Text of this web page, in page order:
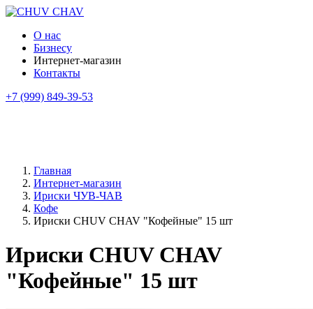
О нас
Бизнесу
Интернет-магазин
Контакты
+7 (999) 849-39-53
Главная
Интернет-магазин
Ириски ЧУВ-ЧАВ
Кофе
Ириски CHUV CHAV "Кофейные" 15 шт
Ириски CHUV CHAV
"Кофейные" 15 шт